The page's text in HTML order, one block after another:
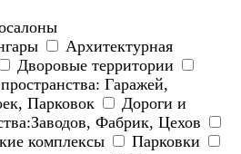
Архитектурная
Дворовые территории
Гаражей,
Парковок
Дороги и
Фабрик, Цехов
комплексы
Парковки